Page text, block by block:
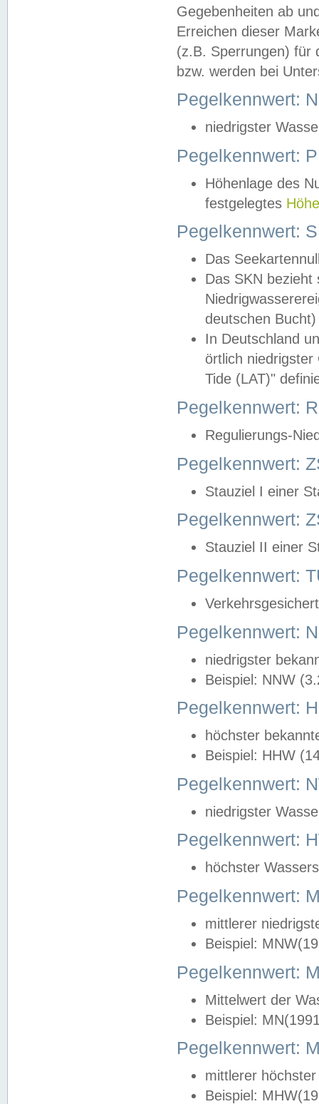
Gegebenheiten ab
Erreichen dieser
(z.B. Sperrungen) für
bzw. werden bei
Pegelkennwert:
niedrigster
Pegelkennwert:
Höhenlage des
festgelegtes
Pegelkennwert:
Das
Das SKN
deutschen
In Deutschland
örtlich
Tide (LAT)"
Pegelkennwert:
Regulierungs-
Pegelkennwert:
Stauziel I einer
Pegelkennwert:
Stauziel II einer
Pegelkennwert:
Pegelkennwert:
niedrigster
Beispiel: NNW
Pegelkennwert:
höchster
Beispiel: HHW
Pegelkennwert:
niedrigster
Pegelkennwert:
höchster
Pegelkennwert:
mittlerer
Beispiel:
Pegelkennwert:
Mittelwert der
Beispiel:
Pegelkennwert:
mittlerer
Beispiel: